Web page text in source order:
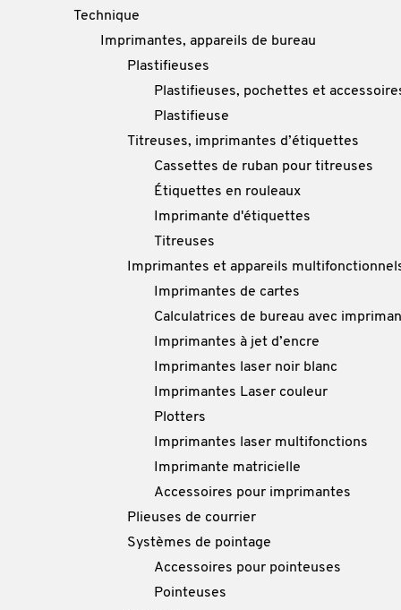
Technique
Imprimantes, appareils de bureau
Plastifieuses
Plastifieuses, pochettes et
Plastifieuse
Titreuses, imprimantes d’étiquettes
Cassettes de ruban pour titreuses
Étiquettes en rouleaux
Imprimante d'étiquettes
Titreuses
Imprimantes et appareils
Imprimantes de cartes
Calculatrices de bureau avec
Imprimantes à jet d’encre
Imprimantes laser noir blanc
Imprimantes Laser couleur
Plotters
Imprimantes laser multifonctions
Imprimante matricielle
Accessoires pour imprimantes
Plieuses de courrier
Systèmes de pointage
Accessoires pour pointeuses
Pointeuses